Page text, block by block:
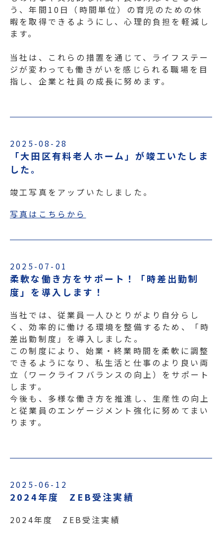
う、年間10日（時間単位）の育児のための休
暇を取得できるようにし、心理的負担を軽減し
ます。
当社は、これらの措置を通じて、ライフステー
ジが変わっても働きがいを感じられる職場を目
指し、企業と社員の成長に努めます。
2025-08-28
「大田区有料老人ホーム」が竣工いたしま
した。
竣工写真をアップいたしました。
写真はこちらから
2025-07-01
柔軟な働き方をサポート！「時差出勤制
度」を導入します！
当社では、従業員一人ひとりがより自分らし
く、効率的に働ける環境を整備するため、「時
差出勤制度」を導入しました。
この制度により、始業・終業時間を柔軟に調整
できるようになり、私生活と仕事のより良い両
立（ワークライフバランスの向上）をサポート
します。
今後も、多様な働き方を推進し、生産性の向上
と従業員のエンゲージメント強化に努めてまい
ります。
2025-06-12
2024年度 ZEB受注実績
2024年度 ZEB受注実績